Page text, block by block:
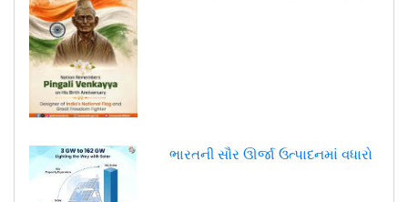
ભારતની સૌર ઊર્જા ઉત્પાદનમાં વધારો